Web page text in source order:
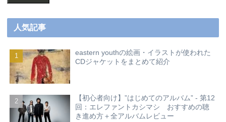
人気記事
eastern youthの絵画・イラストが使われた
CDジャケットをまとめて紹介
【初心者向け】”はじめてのアルバム” - 第12
回：エレファントカシマシ おすすめの聴
き進め方＋全アルバムレビュー